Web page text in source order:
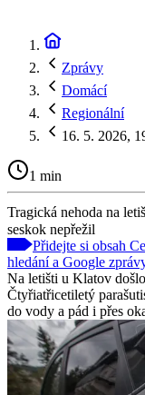
Zprávy
Domácí
Regionální
16. 5. 2026,
1 min
Tragická nehoda na
seskok nepřežil
Přidejte si obsah
hledání a Google
Na letišti u Klatov
Čtyřiatřicetiletý
do vody a pád i přes